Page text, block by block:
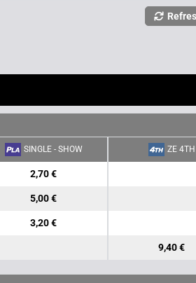
SINGLE - SHOW ZE 4TH
2,70 €
5,00 €
3,20 €
9,40 €